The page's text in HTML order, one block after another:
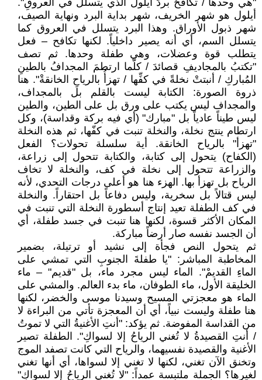
"هي وحدها / تكافحُ بردَ أيلولَ الذي يتسلَّلُ في العروقِ".
أيلول هو شهر الخريف، شهر بداية البرد ونهاية الصيف،
شهر ذبول الأوراق. وهذا البرد يتسلل في العروق كما
يتسلل السم، أي أنه يصير داخلياً. لكنها تكافح – فعل
يتطلب قوة وعضلات، وهي طفلة وحدها. ثم تصف
"تكتبُ بالمجاديفِ قصائدَ / كلَّما ارتطمَ المجدافُ بالطينِ
المُباركِ / أنبتتْ نخلةً في كفِّها / تهزأُ بالرياحِ الخانقةْ". هنا
ذروة الصورة: الكتابة ليست بالقلم بل بالمجداف،
والمجداف ليس يكتب على ورق بل على الطين، والطين
ليس طيناً عادياً بل "مبارك" (أي فيه بركة وقداسة)، وكل
ارتطام ينتج نخلة، والنخلة تنبت في كفّها، ثم هذه النخلة
"تهزأ" بالرياح الخانقة. أية سلسلة تحولات؟ الفعل
(الكفاح) يتحول إلى كتابة، والكتابة تتحول إلى زراعة،
والزراعة تتحول إلى نخلة في كف، والنخلة لا تخاف
الرياح بل تهزأ بها. الهزء هنا هو أعلى درجات التحدي، لأنه
ليس قتالاً بل سخرية، وليس دفاعاً بل احتقاراً. والنخلة
في كف الطفلة تعيد إنتاج أسطورة النخلة التي تنبت في
المكان الأكثر قسوة، لكنها هنا تنبت في جسد طفلة، أي
أن الجسد نفسه صار أرضاً مباركة.
ثم يتحول النص فجأة إلى نشيد أو ترتيلة، بضمير
المخاطبة المباشر: "يا طفلةَ الجنوبِ التي تمشي على
الماءِ القديمْ". الماء ليس مجرد ماء، بل "قديم" – ماء
الخليقة الأول، ماء الطوفان، ماء بدء العالم. والمشي على
الماء هو معجزتي المسيح وسيدنا موسى والخضر، لكنها
هنا طفلة وليست نبياً، أي أن المعجزة تأتي من البراءة لا
من القداسة المفوضة. ثم يؤكد: "أنتِ الأغنيةُ التي لا تموتُ
/ أنتِ القصيدةُ لا تُغني الرياحُ إلا لسواكِ". الطفلة تصير
الأغنية والقصيدة نفسيهما، والرياح التي كانت تصفد الموج
وتخنق الآن تغني، لكنها لا تغني إلا لسواها، أي أنها تغني
لغيرها؟ الجملة ملتبسة عمداً: "لا تُغني الرياحُ إلا لسواكِ"